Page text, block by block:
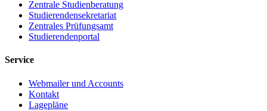
Zentrale Studienberatung
Studierendensekretariat
Zentrales Prüfungsamt
Studierendenportal
Service
Webmailer und Accounts
Kontakt
Lagepläne